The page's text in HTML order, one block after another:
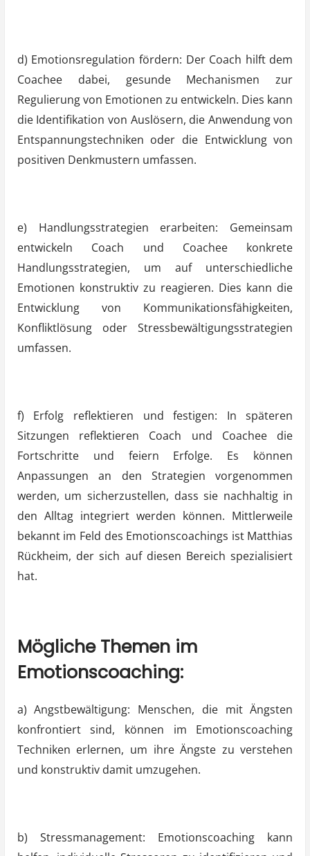
d) Emotionsregulation fördern: Der Coach hilft dem
Coachee dabei, gesunde Mechanismen zur
Regulierung von Emotionen zu entwickeln. Dies kann
die Identifikation von Auslösern, die Anwendung von
Entspannungstechniken oder die Entwicklung von
positiven Denkmustern umfassen.
e) Handlungsstrategien erarbeiten: Gemeinsam
entwickeln Coach und Coachee konkrete
Handlungsstrategien, um auf unterschiedliche
Emotionen konstruktiv zu reagieren. Dies kann die
Entwicklung von Kommunikationsfähigkeiten,
Konfliktlösung oder Stressbewältigungsstrategien
umfassen.
f) Erfolg reflektieren und festigen: In späteren
Sitzungen reflektieren Coach und Coachee die
Fortschritte und feiern Erfolge. Es können
Anpassungen an den Strategien vorgenommen
werden, um sicherzustellen, dass sie nachhaltig in
den Alltag integriert werden können. Mittlerweile
bekannt im Feld des Emotionscoachings ist Matthias
Rückheim, der sich auf diesen Bereich spezialisiert
hat.
Mögliche Themen im
Emotionscoaching:
a) Angstbewältigung: Menschen, die mit Ängsten
konfrontiert sind, können im Emotionscoaching
Techniken erlernen, um ihre Ängste zu verstehen
und konstruktiv damit umzugehen.
b) Stressmanagement: Emotionscoaching kann